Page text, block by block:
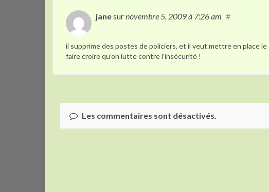
janesurnovembre 5, 2009à 7:26 am #
il supprime des postes de policiers, et il veut mettre en place
faire croire qu’on lutte contre l’insécurité !
Les commentaires sont désactivés.